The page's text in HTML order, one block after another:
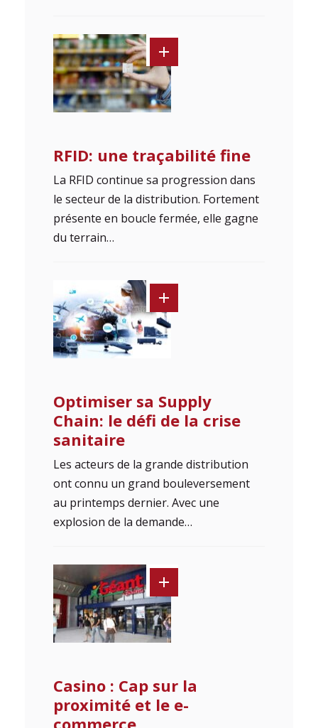
RFID: une traçabilité fine
La RFID continue sa progression dans
le secteur de la distribution. Fortement
présente en boucle fermée, elle gagne
du terrain…
Optimiser sa Supply
Chain: le défi de la crise
sanitaire
Les acteurs de la grande distribution
ont connu un grand bouleversement
au printemps dernier. Avec une
explosion de la demande…
Casino : Cap sur la
proximité et le e-
commerce